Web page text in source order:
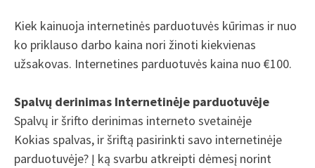
Kiek kainuoja internetinės parduotuvės kūrimas ir nuo
ko priklauso darbo kaina nori žinoti kiekvienas
užsakovas. Internetines parduotuvės kaina nuo €100.
Spalvų derinimas Internetinėje parduotuvėje
Spalvų ir šrifto derinimas interneto svetainėje
Kokias spalvas, ir šriftą pasirinkti savo internetinėje
parduotuvėje? Į ką svarbu atkreipti dėmesį norint